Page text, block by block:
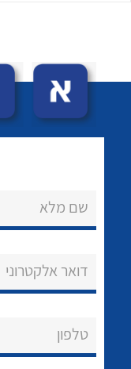
לכל מוצרי היצרן
שם מלא
דואר אלקטרוני
טלפון